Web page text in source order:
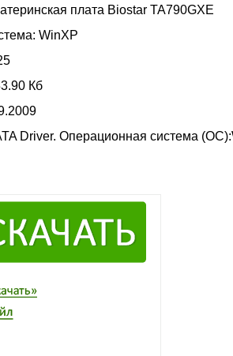
плата Biostar TA790GXE
WinXP
Кб
Driver. Операционная система